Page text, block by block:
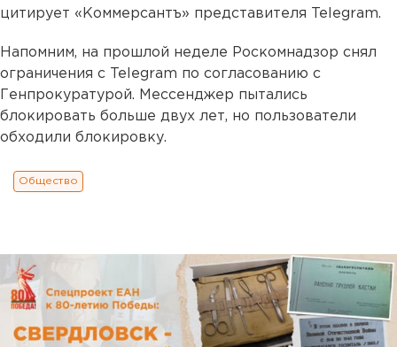
цитирует «Коммерсантъ» представителя Telegram.
Напомним, на прошлой неделе Роскомнадзор снял
ограничения с Telegram по согласованию с
Генпрокуратурой. Мессенджер пытались
блокировать больше двух лет, но пользователи
обходили блокировку.
Общество